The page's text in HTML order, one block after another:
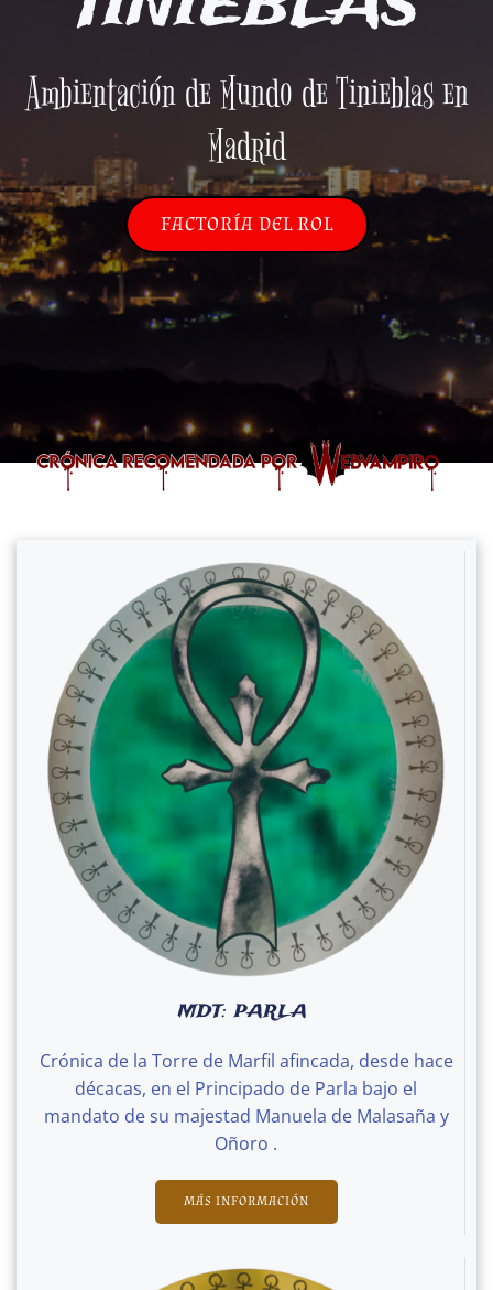
Ambientación de Mundo de Tinieblas en
Madrid
FACTORÍA DEL ROL
MDT: PARLA
Crónica de la Torre de Marfil afincada, desde hace
décacas, en el Principado de Parla bajo el
mandato de su majestad Manuela de Malasaña y
Oñoro .
MÁS INFORMACIÓN